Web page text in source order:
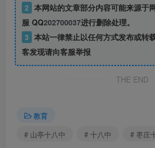
2 本网站的文章部分内容可能来源于
服 QQ202700037进行删除处理。
3 本站一律禁止以任何方式发布或转
客发现请向客服举报
THE END
教育
# 山亭十八中
# 十八中 # 枣庄